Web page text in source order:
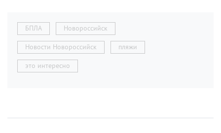
БПЛА Новороссийск
Новости Новороссийск пляжи
это интересно